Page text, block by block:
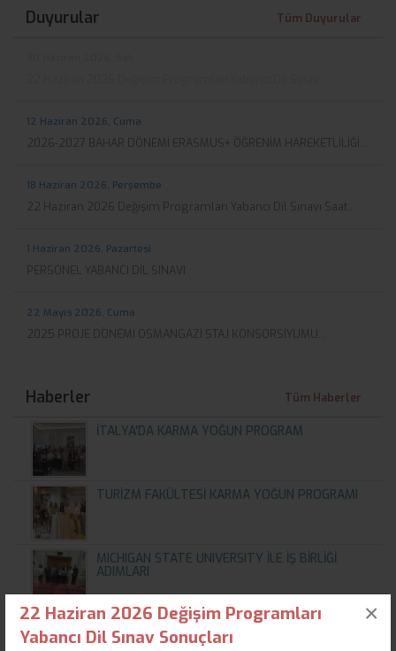
22 Haziran 2026 Değişim Programları
Yabancı Dil Sınav Sonuçları
×
Duyurular Tüm Duyurular
12 Haziran 2026, Cuma
2026-2027 BAHAR DÖNEMİ ERASMUS+ ÖĞRENİM HAREKETLİLİĞİ...
18 Haziran 2026, Perşembe
22 Haziran 2026 Değişim Programları Yabancı Dil Sınavı Saat...
1 Haziran 2026, Pazartesi
PERSONEL YABANCI DİL SINAVI
22 Mayıs 2026, Cuma
2025 PROJE DÖNEMİ OSMANGAZİ STAJ KONSORSİYUMU...
Haberler Tüm Haberler
İTALYA'DA KARMA YOĞUN PROGRAM
TURİZM FAKÜLTESİ KARMA YOĞUN PROGRAMI
MICHIGAN STATE UNIVERSITY İLE İŞ BİRLİĞİ
ADIMLARI
IV. Akademik Atçılık Çalıştayı Sunumumuz